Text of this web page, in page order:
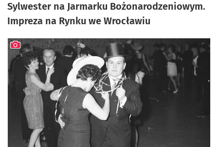
Sylwester na Jarmarku Bożonarodzeniowym.
Impreza na Rynku we Wrocławiu